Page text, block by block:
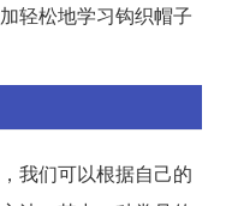
轻松地学习钩织帽子
我们可以根据自己的